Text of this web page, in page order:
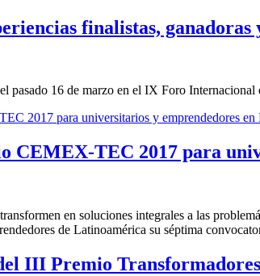
finalistas,
pasado 16 de marzo en el IX Foro
CEMEX-TEC 2017 para
en soluciones integrales a las
de Latinoamérica su séptima
III Premio